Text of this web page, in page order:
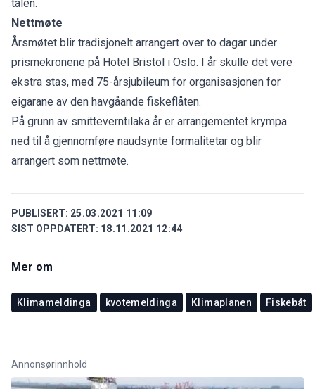
talen.
Nettmøte
Årsmøtet blir tradisjonelt arrangert over to dagar under
prismekronene på Hotel Bristol i Oslo. I år skulle det vere
ekstra stas, med 75-årsjubileum for organisasjonen for
eigarane av den havgåande fiskeflåten.
På grunn av smitteverntilaka år er arrangementet krympa
ned til å gjennomføre naudsynte formalitetar og blir
arrangert som nettmøte.
PUBLISERT: 25.03.2021 11:09
SIST OPPDATERT: 18.11.2021 12:44
Mer om
Klimameldinga kvotemeldinga Klimaplanen Fiskebåt
Annonsørinnhold